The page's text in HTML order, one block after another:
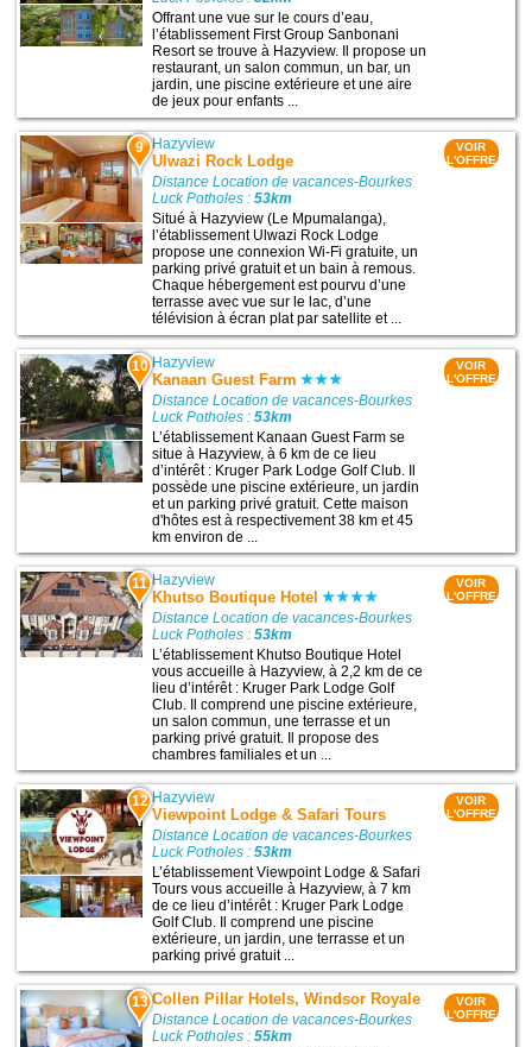
Offrant une vue sur le cours d’eau,
l’établissement First Group Sanbonani
Resort se trouve à Hazyview. Il propose un
restaurant, un salon commun, un bar, un
jardin, une piscine extérieure et une aire
de jeux pour enfants ...
9 Hazyview
Ulwazi Rock Lodge
Distance Location de vacances-Bourkes
Luck Potholes :53km
Situé à Hazyview (Le Mpumalanga),
l’établissement Ulwazi Rock Lodge
propose une connexion Wi-Fi gratuite, un
parking privé gratuit et un bain à remous.
Chaque hébergement est pourvu d’une
terrasse avec vue sur le lac, d’une
télévision à écran plat par satellite et ...
VOIR
L'OFFRE
10 Hazyview
Kanaan Guest Farm
Distance Location de vacances-Bourkes
Luck Potholes :53km
L’établissement Kanaan Guest Farm se
situe à Hazyview, à 6 km de ce lieu
d’intérêt : Kruger Park Lodge Golf Club. Il
possède une piscine extérieure, un jardin
et un parking privé gratuit. Cette maison
d'hôtes est à respectivement 38 km et 45
km environ de ...
VOIR
L'OFFRE
11 Hazyview
Khutso Boutique Hotel
Distance Location de vacances-Bourkes
Luck Potholes :53km
L’établissement Khutso Boutique Hotel
vous accueille à Hazyview, à 2,2 km de ce
lieu d’intérêt : Kruger Park Lodge Golf
Club. Il comprend une piscine extérieure,
un salon commun, une terrasse et un
parking privé gratuit. Il propose des
chambres familiales et un ...
VOIR
L'OFFRE
12 Hazyview
Viewpoint Lodge & Safari Tours
Distance Location de vacances-Bourkes
Luck Potholes :53km
L’établissement Viewpoint Lodge & Safari
Tours vous accueille à Hazyview, à 7 km
de ce lieu d’intérêt : Kruger Park Lodge
Golf Club. Il comprend une piscine
extérieure, un jardin, une terrasse et un
parking privé gratuit ...
VOIR
L'OFFRE
13 Collen Pillar Hotels, Windsor Royale
Distance Location de vacances-Bourkes
Luck Potholes :55km
VOIR
L'OFFRE